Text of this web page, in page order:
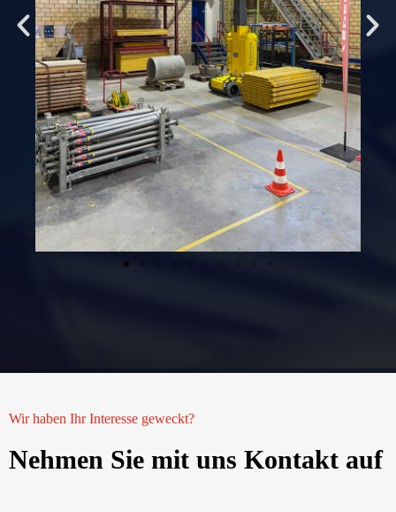
Wir haben Ihr Interesse geweckt?
Nehmen Sie mit uns Kontakt auf